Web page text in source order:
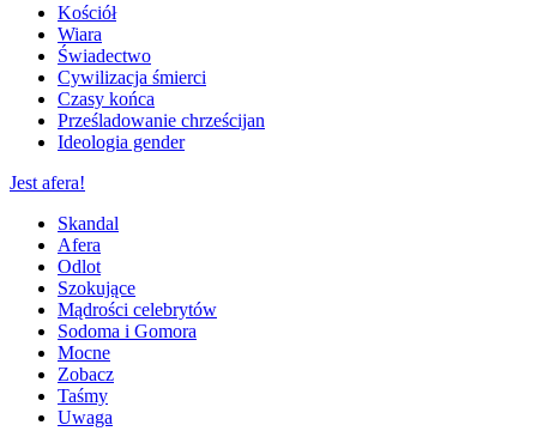
Kościół
Wiara
Świadectwo
Cywilizacja śmierci
Czasy końca
Prześladowanie chrześcijan
Ideologia gender
Jest afera!
Skandal
Afera
Odlot
Szokujące
Mądrości celebrytów
Sodoma i Gomora
Mocne
Zobacz
Taśmy
Uwaga